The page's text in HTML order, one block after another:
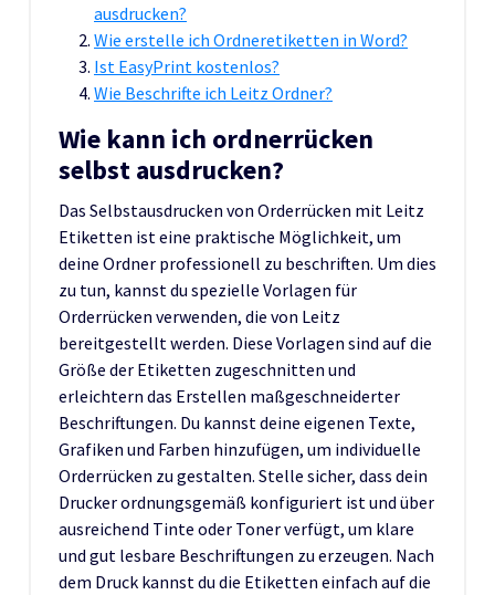
ausdrucken?
Wie erstelle ich Ordneretiketten in Word?
Ist EasyPrint kostenlos?
Wie Beschrifte ich Leitz Ordner?
Wie kann ich ordnerrücken
selbst ausdrucken?
Das Selbstausdrucken von Orderrücken mit Leitz
Etiketten ist eine praktische Möglichkeit, um
deine Ordner professionell zu beschriften. Um dies
zu tun, kannst du spezielle Vorlagen für
Orderrücken verwenden, die von Leitz
bereitgestellt werden. Diese Vorlagen sind auf die
Größe der Etiketten zugeschnitten und
erleichtern das Erstellen maßgeschneiderter
Beschriftungen. Du kannst deine eigenen Texte,
Grafiken und Farben hinzufügen, um individuelle
Orderrücken zu gestalten. Stelle sicher, dass dein
Drucker ordnungsgemäß konfiguriert ist und über
ausreichend Tinte oder Toner verfügt, um klare
und gut lesbare Beschriftungen zu erzeugen. Nach
dem Druck kannst du die Etiketten einfach auf die